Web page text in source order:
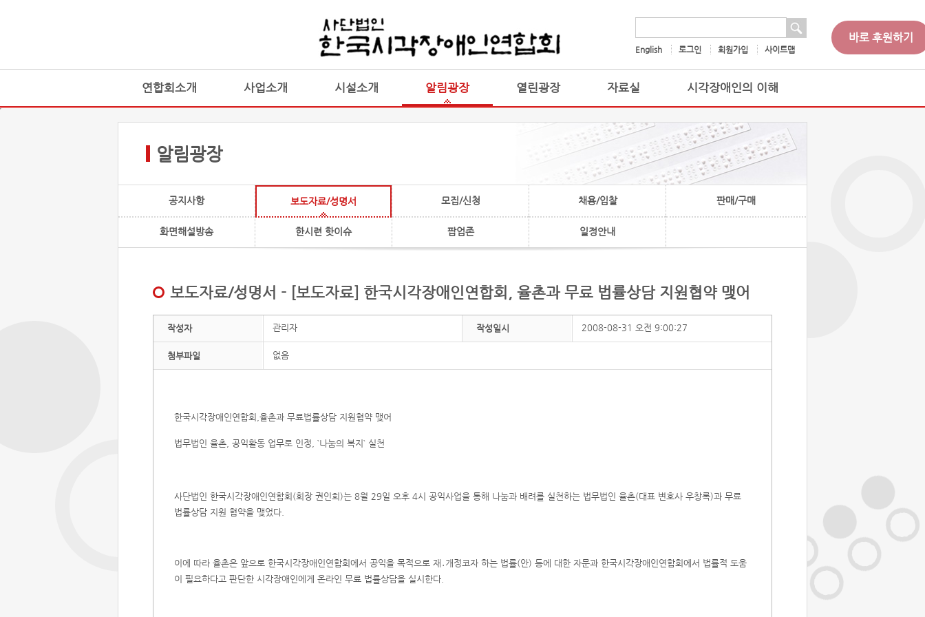
English 로그인 회원가입 사이트맵
바로 후원하기
연합회소개 사업소개 시설소개 알림광장 열린광장 자료실 시각장애인의 이해
알림광장
공지사항 보도자료/성명서 모집/신청 채용/입찰 판매/구매
화면해설방송 한시련 핫이슈 팝업존 일정안내
보도자료/성명서 - [보도자료] 한국시각장애인연합회, 율촌과 무료 법률상담 지원협약 맺어
작성자 관리자 작성일시 2008-08-31 오전 9:00:27
첨부파일 없음
한국시각장애인연합회,율촌과 무료법률상담 지원협약 맺어
법무법인 율촌, 공익활동 업무로 인정, `나눔의 복지` 실천
사단법인 한국시각장애인연합회(회장 권인희)는 8월 29일 오후 4시 공익사업을 통해 나눔과 배려를 실천하는 법무법인 율촌(대표 변호사 우창록)과 무료
법률상담 지원 협약을 맺었다.
이에 따라 율촌은 앞으로 한국시각장애인연합회에서 공익을 목적으로 재․개정코자 하는 법률(안) 등에 대한 자문과 한국시각장애인연합회에서 법률적 도움
이 필요하다고 판단한 시각장애인에게 온라인 무료 법률상담을 실시한다.